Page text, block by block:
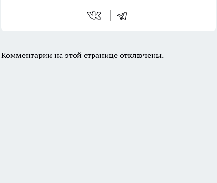
Комментарии на этой странице отключены.